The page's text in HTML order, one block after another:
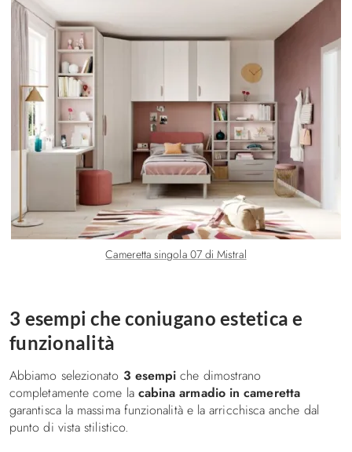
Cameretta singola 07 di Mistral
3 esempi che coniugano estetica e
funzionalità
Abbiamo selezionato 3 esempi che dimostrano
completamente come la cabina armadio in cameretta
garantisca la massima funzionalità e la arricchisca anche dal
punto di vista stilistico.